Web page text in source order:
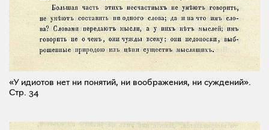
«У идиотов нет ни понятий, ни воображения, ни суждений».
Стр. 34